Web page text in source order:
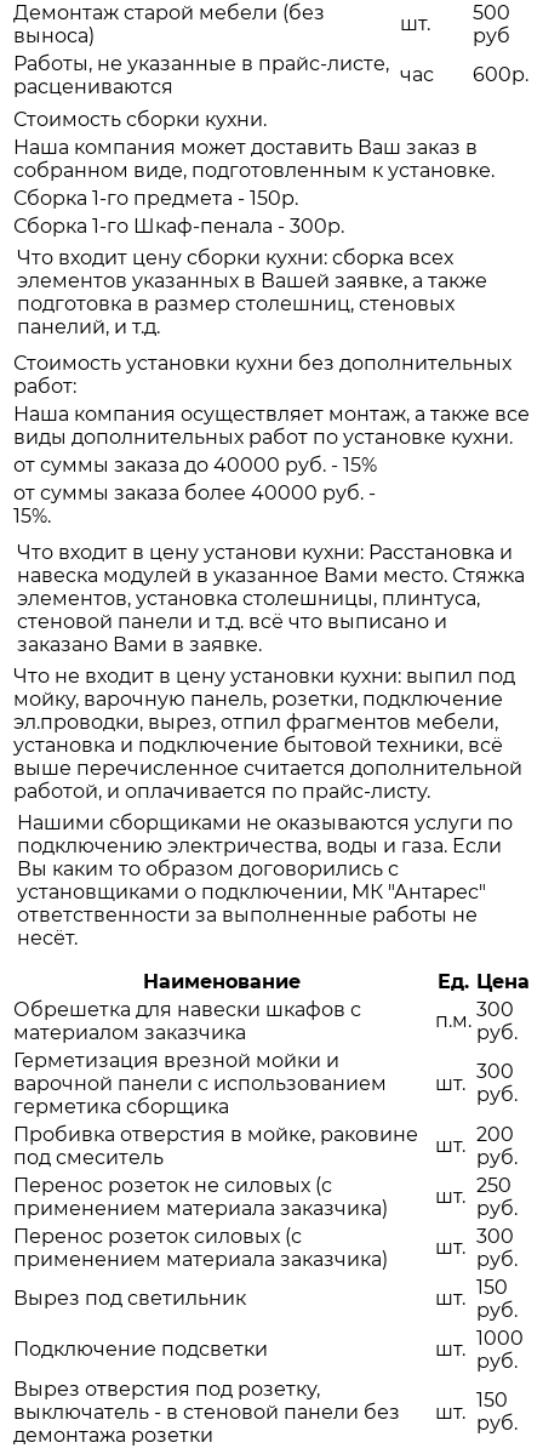
Демонтаж старой мебели (без
выноса)
шт.
500
руб
Работы, не указанные в прайс-листе,
расцениваются
час
600р.
Стоимость сборки кухни.
Наша компания может доставить Ваш заказ в
собранном виде, подготовленным к установке.
Сборка 1-го предмета - 150р.
Сборка 1-го Шкаф-пенала - 300р.
Что входит цену сборки кухни: сборка всех
элементов указанных в Вашей заявке, а также
подготовка в размер столешниц, стеновых
панелий, и т.д.
Стоимость установки кухни без дополнительных
работ:
Наша компания осуществляет монтаж, а также все
виды дополнительных работ по установке кухни.
от суммы заказа до 40000 руб. - 15%
от суммы заказа более 40000 руб. -
15%.
Что входит в цену установи кухни: Расстановка и
навеска модулей в указанное Вами место. Стяжка
элементов, установка столешницы, плинтуса,
стеновой панели и т.д. всё что выписано и
заказано Вами в заявке.
Что не входит в цену установки кухни: выпил под
мойку, варочную панель, розетки, подключение
эл.проводки, вырез, отпил фрагментов мебели,
установка и подключение бытовой техники, всё
выше перечисленное считается дополнительной
работой, и оплачивается по прайс-листу.
Нашими сборщиками не оказываются услуги по
подключению электричества, воды и газа. Если
Вы каким то образом договорились с
установщиками о подключении, МК "Антарес"
ответственности за выполненные работы не
несёт.
Наименование
Ед. Цена
Обрешетка для навески шкафов с
материалом заказчика
п.м. 300
руб.
Герметизация врезной мойки и
варочной панели с использованием
герметика сборщика
шт.
300
руб.
Пробивка отверстия в мойке, раковине
под смеситель
шт. 200
руб.
Перенос розеток не силовых (с
применением материала заказчика)
шт. 250
руб.
Перенос розеток силовых (с
применением материала заказчика)
шт. 300
руб.
Вырез под светильник
шт. 150
руб.
Подключение подсветки
шт. 1000
руб.
Вырез отверстия под розетку,
выключатель - в стеновой панели без
демонтажа розетки
шт.
150
руб.